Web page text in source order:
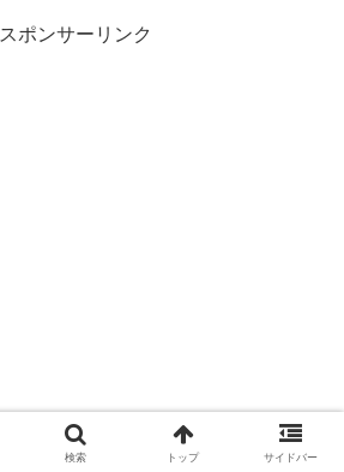
スポンサーリンク
検索 トップ サイドバー